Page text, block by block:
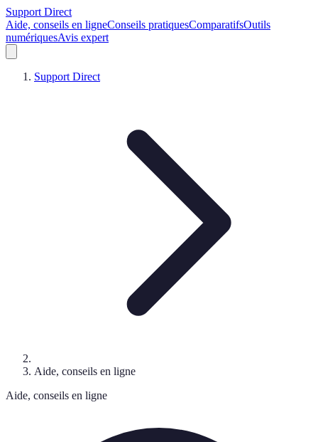
Support Direct
Aide, conseils en ligneConseils pratiquesComparatifsOutils
numériquesAvis expert
Support Direct
Aide, conseils en ligne
Aide, conseils en ligne